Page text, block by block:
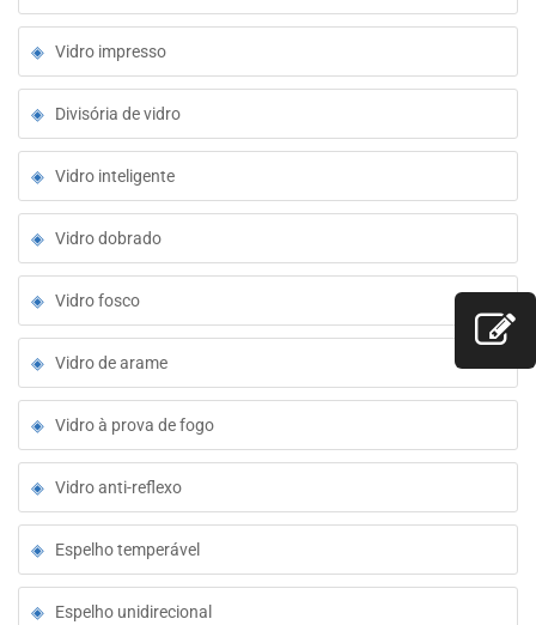
Vidro impresso
Divisória de vidro
Vidro inteligente
Vidro dobrado
Vidro fosco
Vidro de arame
Vidro à prova de fogo
Vidro anti-reflexo
Espelho temperável
Espelho unidirecional